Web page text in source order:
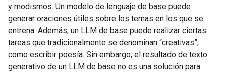
y modismos. Un modelo de lenguaje de base puede
generar oraciones útiles sobre los temas en los que se
entrena. Además, un LLM de base puede realizar ciertas
tareas que tradicionalmente se denominan “creativas”,
como escribir poesía. Sin embargo, el resultado de texto
generativo de un LLM de base no es una solución para